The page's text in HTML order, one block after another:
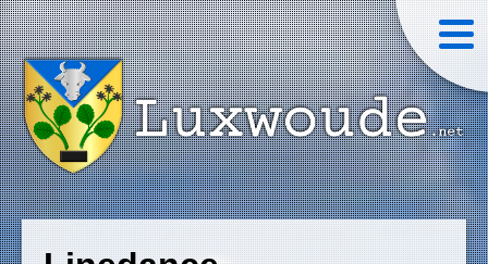
»
Home
Luxwoude.net
Plaatselijk
belang